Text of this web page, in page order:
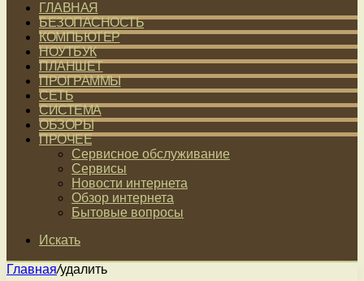
ГЛАВНАЯ
БЕЗОПАСНОСТЬ
КОМПЬЮТЕР
НОУТБУК
ПЛАНШЕТ
ПРОГРАММЫ
СЕТЬ
СИСТЕМА
ОБЗОРЫ
ПРОЧЕЕ
Сервисное обслуживание
Сервисы
Новости интернета
Обзор интернета
Бытовые вопросы
Искать
Главная/удалить